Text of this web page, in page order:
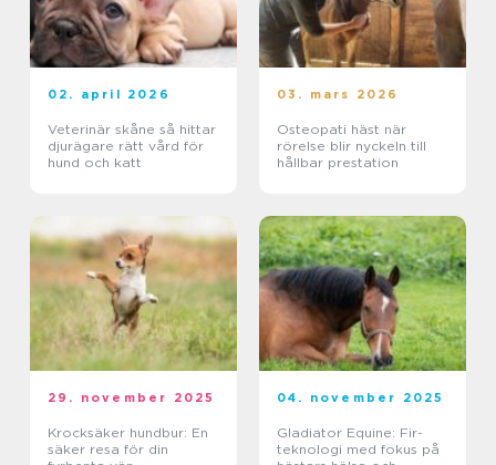
02. april 2026
Veterinär skåne så hittar
djurägare rätt vård för
hund och katt
03. mars 2026
Osteopati häst när
rörelse blir nyckeln till
hållbar prestation
29. november 2025
Krocksäker hundbur: En
säker resa för din
04. november 2025
Gladiator Equine: Fir-
teknologi med fokus på